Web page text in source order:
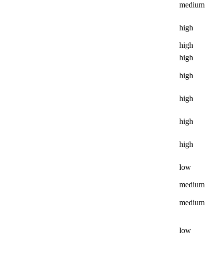
medium
high
high
high
high
high
high
high
low
medium
medium
low